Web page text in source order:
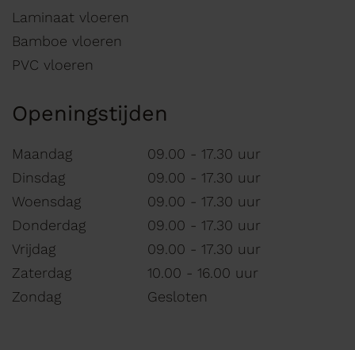
Laminaat vloeren
Bamboe vloeren
PVC vloeren
Openingstijden
Maandag
09.00 - 17.30 uur
Dinsdag
09.00 - 17.30 uur
Woensdag
09.00 - 17.30 uur
Donderdag
09.00 - 17.30 uur
Vrijdag
09.00 - 17.30 uur
Zaterdag
10.00 - 16.00 uur
Zondag
Gesloten